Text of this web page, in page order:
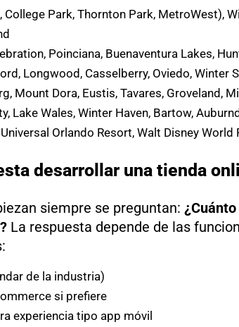
Park, Thornton Park, MetroWest),
Poinciana, Buenaventura Lakes,
Longwood, Casselberry, Oviedo, Winter
Mount Dora, Eustis, Tavares, Groveland,
Lake Wales, Winter Haven, Bartow,
Orlando Resort, Walt Disney World
desarrollar una tienda
siempre se preguntan:
La respuesta depende de las
de la industria)
si prefiere
experiencia tipo app móvil